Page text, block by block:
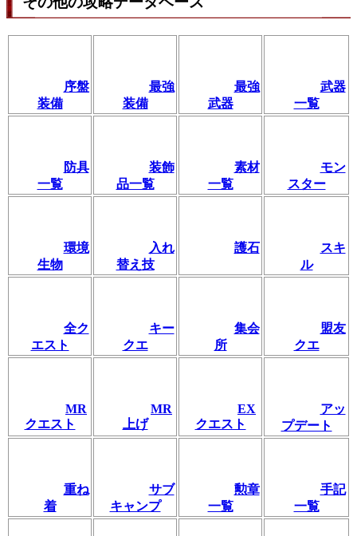
序盤
装備
最強
装備
最強
武器
武器
一覧
防具
一覧
装飾
品一覧
素材
一覧
モン
スター
環境
生物
入れ
替え技
護石
スキ
ル
全ク
エスト
キー
クエ
集会
所
盟友
クエ
MR
クエスト
MR
上げ
EX
クエスト
アッ
プデート
重ね
着
サブ
キャンプ
勲章
一覧
手記
一覧